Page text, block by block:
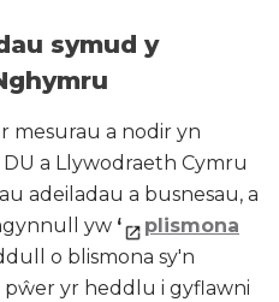
symud y
mesurau a nodir yn
a Llywodraeth Cymru
adeiladau a busnesau, a
yw ‘
plismona
o blismona sy'n
yr heddlu i gyflawni